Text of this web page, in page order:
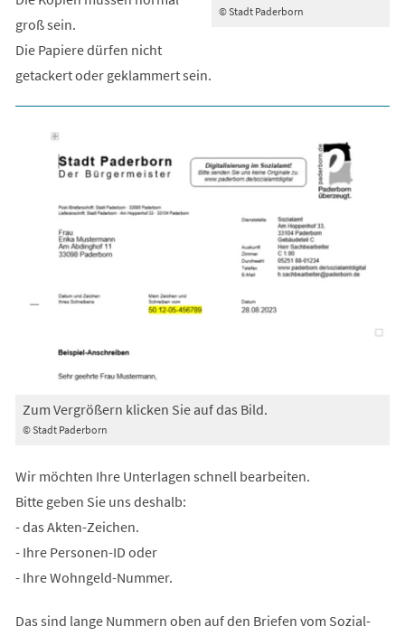
© Stadt Paderborn
groß sein.
Die Papiere dürfen nicht
getackert oder geklammert sein.
© Stadt Paderborn
Zum Vergrößern klicken Sie auf das Bild.
Wir möchten Ihre Unterlagen schnell bearbeiten.
Bitte geben Sie uns deshalb:
- das Akten-Zeichen.
- Ihre Personen-ID oder
- Ihre Wohngeld-Nummer.
Das sind lange Nummern oben auf den Briefen vom Sozial-